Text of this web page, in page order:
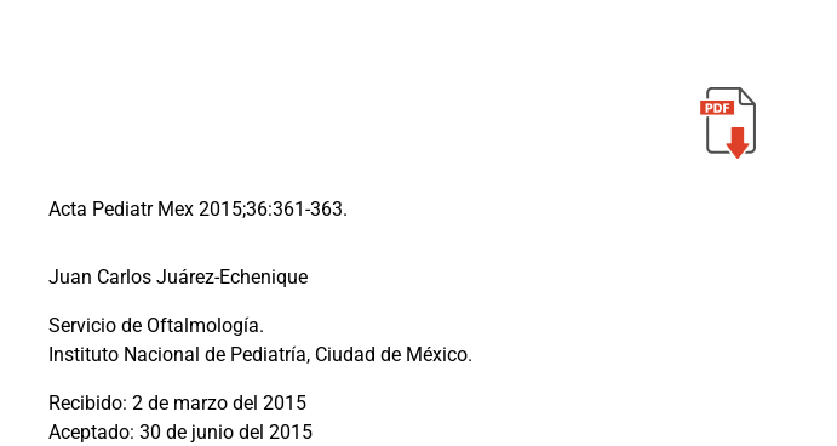
Acta Pediatr Mex 2015;36:361-363.
Juan Carlos Juárez-Echenique
Servicio de Oftalmología.
Instituto Nacional de Pediatría, Ciudad de México.
Recibido: 2 de marzo del 2015
Aceptado: 30 de junio del 2015